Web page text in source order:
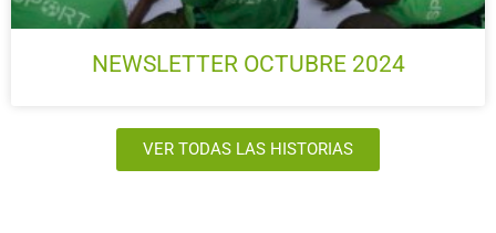
NEWSLETTER OCTUBRE 2024
VER TODAS LAS HISTORIAS